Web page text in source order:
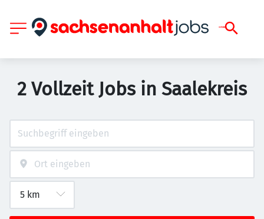
2 Vollzeit Jobs in Saalekreis